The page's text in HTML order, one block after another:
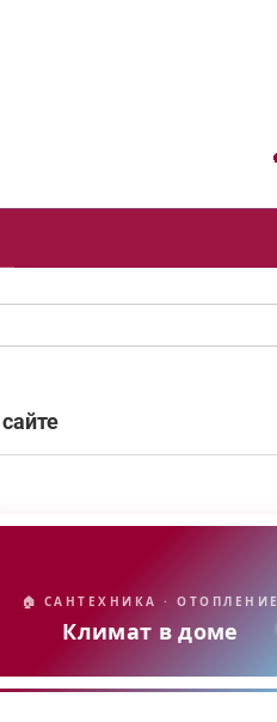
🏠 САНТЕХНИКА · ОТОПЛЕНИЕ
Климат в доме